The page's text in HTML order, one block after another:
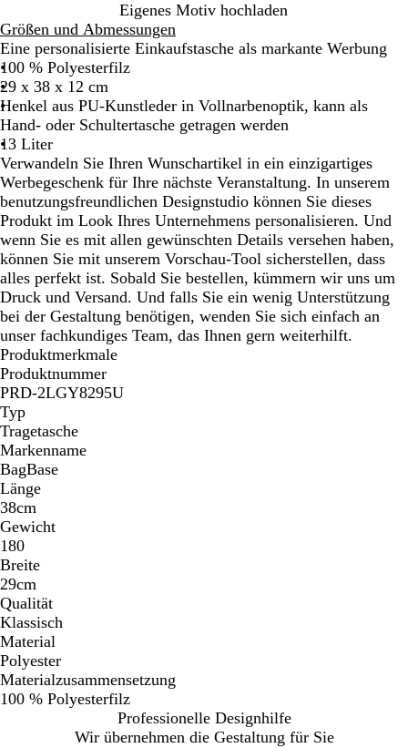
u
n
k
e
l
g
r
a
u
m
e
l
i
e
r
t
/
S
c
h
w
a
r
z
r
a
u
m
e
l
i
e
r
t
/
H
e
l
l
b
r
a
u
n
Eigenes Motiv hochladen
Größen und Abmessungen
Eine personalisierte Einkaufstasche als markante Werbung
100 % Polyesterfilz
29 x 38 x 12 cm
Henkel aus PU-Kunstleder in Vollnarbenoptik, kann als
Hand- oder Schultertasche getragen werden
13 Liter
Verwandeln Sie Ihren Wunschartikel in ein einzigartiges
Werbegeschenk für Ihre nächste Veranstaltung. In unserem
benutzungsfreundlichen Designstudio können Sie dieses
Produkt im Look Ihres Unternehmens personalisieren. Und
wenn Sie es mit allen gewünschten Details versehen haben,
können Sie mit unserem Vorschau-Tool sicherstellen, dass
alles perfekt ist. Sobald Sie bestellen, kümmern wir uns um
Druck und Versand. Und falls Sie ein wenig Unterstützung
bei der Gestaltung benötigen, wenden Sie sich einfach an
unser fachkundiges Team, das Ihnen gern weiterhilft.
Produktmerkmale
Produktnummer
PRD-2LGY8295U
Typ
Tragetasche
Markenname
BagBase
Länge
38cm
Gewicht
180
Breite
29cm
Qualität
Klassisch
Material
Polyester
Materialzusammensetzung
100 % Polyesterfilz
Professionelle Designhilfe
Wir übernehmen die Gestaltung für Sie